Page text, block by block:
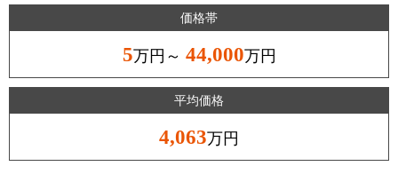
価格帯
5万円～ 44,000万円
平均価格
4,063万円